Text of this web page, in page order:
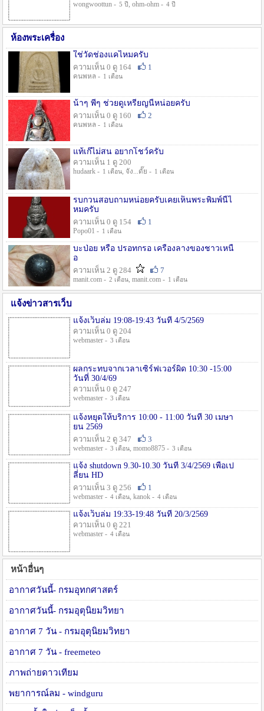
wongwoottun - 5 ปี , ohm-ohm - 4 ปี
ห้องพระเครื่อง
ใช่วัดช่องแคไหมครับ
ความเห็น 0 ดู 164
1
คนพหล - 1 เดือน
น้าๆ พี่ๆ ช่วยดูเหรียญนี้หน่อยครับ
ความเห็น 0 ดู 160
2
คนพหล - 1 เดือน
แท้เก๊ไม่สน อยากโชว์ครับ
ความเห็น 1 ดู 200
hudaark - 1 เดือน, จัง...ดั๊ย - 1 เดือน
รบกวนสอบถามหน่อยครับเคยเห็นพระพิมพ์นี้ไ
หมครับ
ความเห็น 0 ดู 154
1
Popo01 - 1 เดือน
บะป่อย หรือ ปรอทกรอ เครื่องลางของชาวเหนื
อ
ความเห็น 2 ดู 284
7
manit.com - 2 เดือน, manit.com - 1 เดือน
แจ้งข่าวสารเว็บ
แจ้งเว็บล่ม 19:08-19:43 วันที่ 4/5/2569
ความเห็น 0 ดู 204
webmaster - 3 เดือน
ผลกระทบจากเวลาเซิร์ฟเวอร์ผิด 10:30 -15:00
วันที่ 30/4/69
ความเห็น 0 ดู 247
webmaster - 3 เดือน
แจ้งหยุดให้บริการ 10:00 - 11:00 วันที่ 30 เมษา
ยน 2569
ความเห็น 2 ดู 347
3
webmaster - 3 เดือน, momo8875 - 3 เดือน
แจ้ง shutdown 9.30-10.30 วันที่ 3/4/2569 เพื่อเป
ลี่ยน HD
ความเห็น 3 ดู 256
1
webmaster - 4 เดือน, kanok - 4 เดือน
แจ้งเว็บล่ม 19:33-19:48 วันที่ 20/3/2569
ความเห็น 0 ดู 221
webmaster - 4 เดือน
หน้าอื่นๆ
อากาศวันนี้- กรมอุทกศาสตร์
อากาศวันนี้- กรมอุตุนิยมวิทยา
อากาศ 7 วัน - กรมอุตุนิยมวิทยา
อากาศ 7 วัน - freemeteo
ภาพถ่ายดาวเทียม
พยาการณ์ลม - windguru